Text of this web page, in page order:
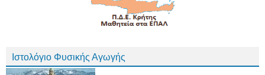
Ιστολόγιο Φυσικής Αγωγής